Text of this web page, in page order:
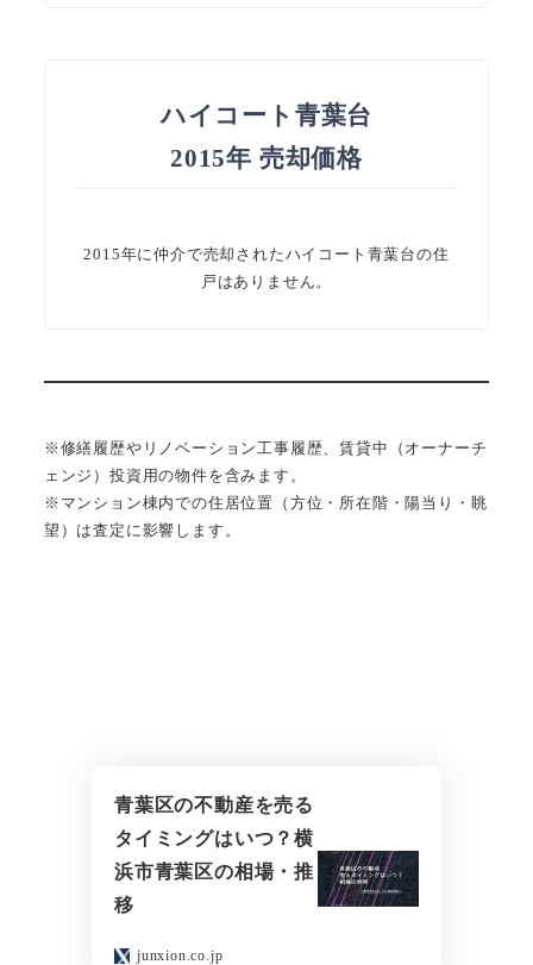
ハイコート青葉台
2015年 売却価格
2015年に仲介で売却されたハイコート青葉台の住
戸はありません。
※修繕履歴やリノベーション工事履歴、賃貸中（オーナーチ
ェンジ）投資用の物件を含みます。
※マンション棟内での住居位置（方位・所在階・陽当り・眺
望）は査定に影響します。
青葉区の不動産を売る
タイミングはいつ？横
浜市青葉区の相場・推
移
junxion.co.jp